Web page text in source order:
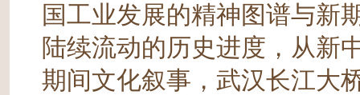
国工业发展的精神图谱与新
陆续流动的历史进度，从新
期间文化叙事，武汉长江大